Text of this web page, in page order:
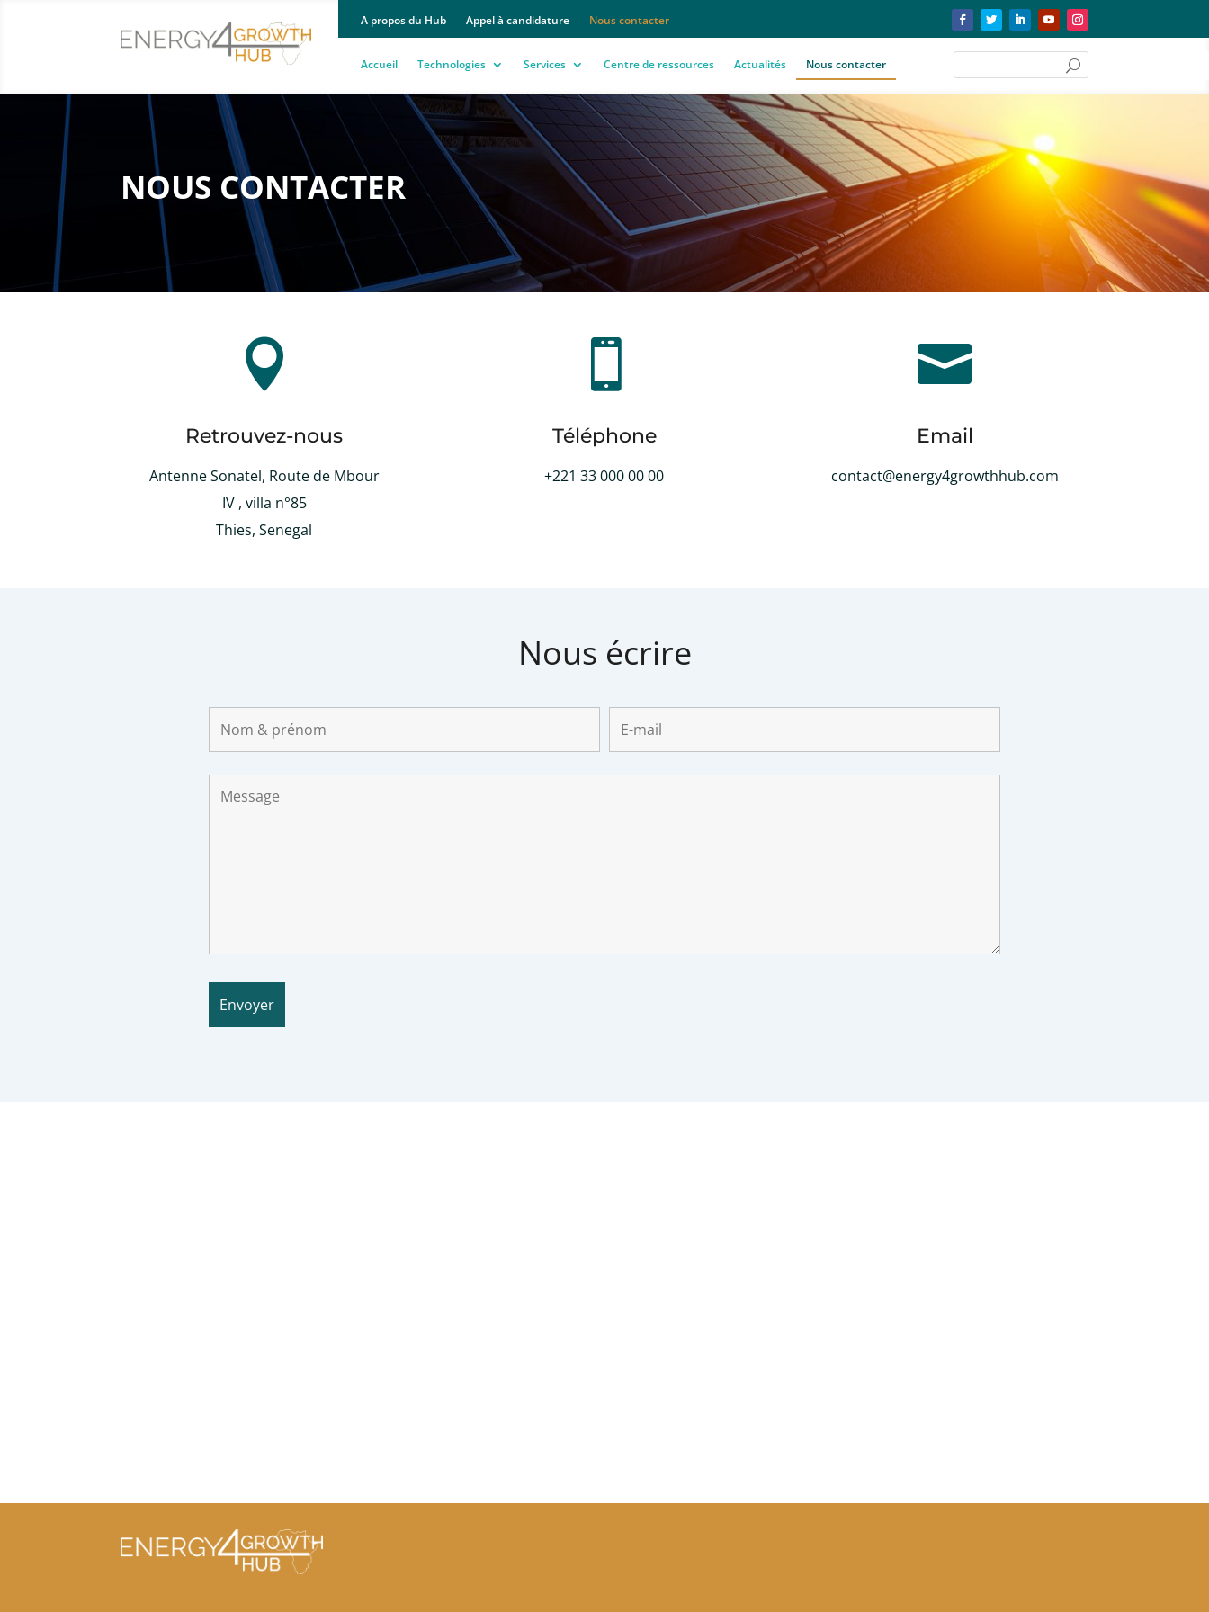
A propos du Hub Appel à candidature Nous contacter
Accueil Technologies Services Centre de ressources Actualités Nous contacter
NOUS CONTACTER

Retrouvez-nous
Antenne Sonatel, Route de Mbour
IV , villa n°85
Thies, Senegal

Téléphone
+221 33 000 00 00

Email
contact@energy4growthhub.com
Nous écrire